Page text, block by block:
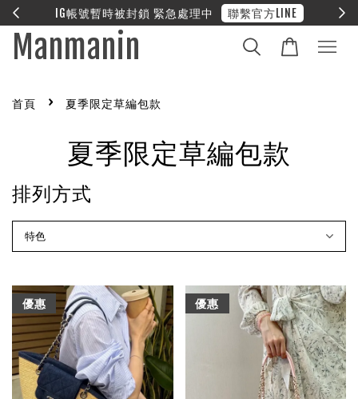
IG帳號暫時被封鎖 緊急處理中 聯繫官方LINE
Manmanin
首頁 › 夏季限定草編包款
夏季限定草編包款
排列方式
優惠 優惠